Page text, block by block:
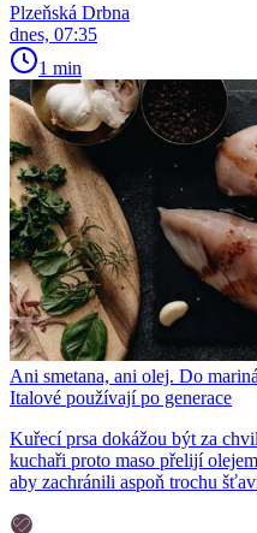
Plzeňská Drbna
dnes, 07:35
1 min
Ani smetana, ani olej. Do
Italové používají po generace
Kuřecí prsa dokážou být za
kuchaři proto maso přelijí
aby zachránili aspoň trochu